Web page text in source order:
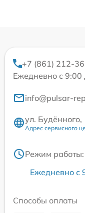
+7 (861) 212-
Ежедневно с 9:00
info@pulsar-
ул. Будённого,
Адрес сервисного
Режим работы:
Ежедневно с
Способы оплаты